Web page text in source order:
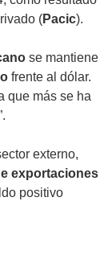
(Pacic).
se mantiene
frente al dólar.
que más se ha
externo,
exportaciones
positivo